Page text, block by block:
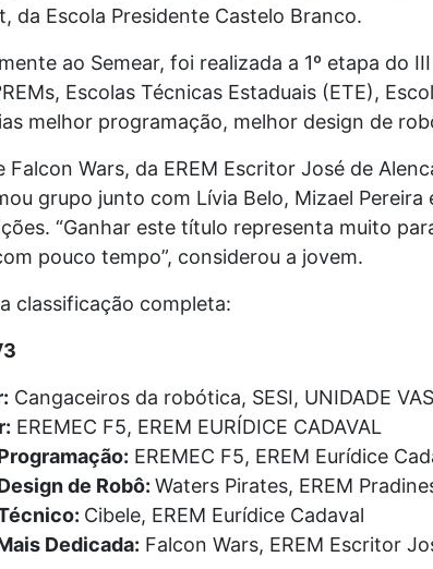
da Escola Presidente Castelo Branco.
ao Semear, foi realizada a 1º etapa
Escolas Técnicas Estaduais (ETE),
melhor programação, melhor design de
Falcon Wars, da EREM Escritor José de
grupo junto com Lívia Belo, Mizael
“Ganhar este título representa muito
pouco tempo”, considerou a jovem.
classificação completa:
Cangaceiros da robótica, SESI, UNIDADE
EREMEC F5, EREM EURÍDICE CADAVAL
EREMEC F5, EREM Eurídice
de Robô: Waters Pirates, EREM
Cibele, EREM Eurídice Cadaval
Dedicada: Falcon Wars, EREM Escritor